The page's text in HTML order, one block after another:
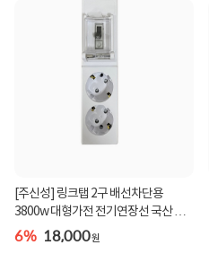
[주신성] 링크탭 2구 배선차단용
3800w 대형가전 전기연장선 국산 고
용량멀티탭 [5m]
6% 18,000원